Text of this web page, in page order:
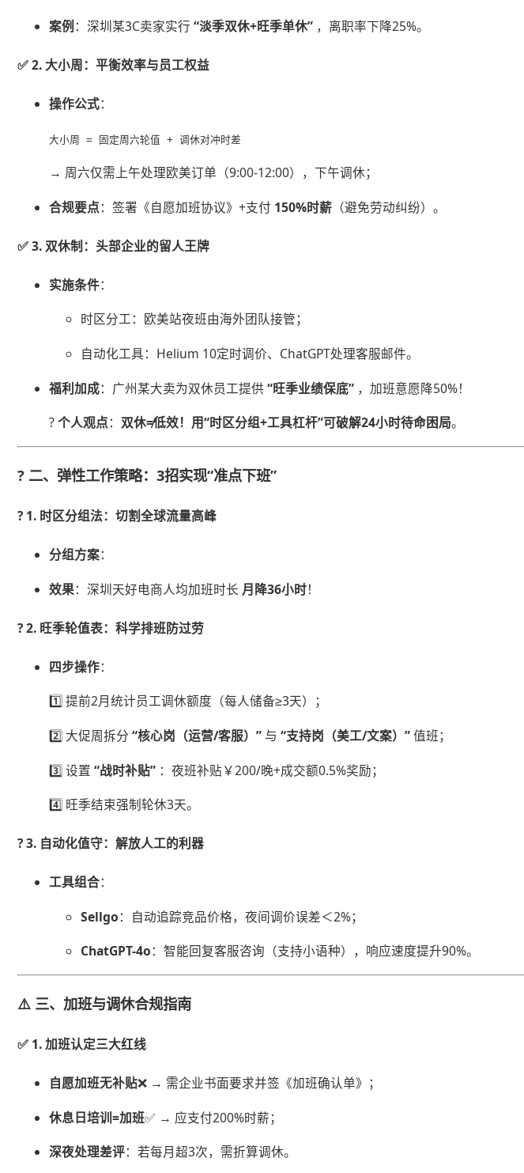
​案例​ ​：深圳某3C卖家实行 ​​“淡季双休+旺季单休”​ ​ ，离职率下降25%。
✅ ​​2. 大小周：平衡效率与员工权益​
​操作公式​​：
大小周 = 固定周六轮值 + 调休对冲时差
→ 周六仅需上午处理欧美订单（9:00-12:00），下午调休；
​合规要点​​：签署《自愿加班协议》+支付 ​ ​150%时薪​ ​（避免劳动纠纷）。
✅ ​​3. 双休制：头部企业的留人王牌​
​实施条件​​：
时区分工：欧美站夜班由海外团队接管；
自动化工具：Helium 10定时调价、ChatGPT处理客服邮件。
​福利加成​​：广州某大卖为双休员工提供 ​​“旺季业绩保底”​ ​ ，加班意愿降50%！
? ​​个人观点​​：​​双休≠低效！用“时区分组+工具杠杆”可破解24小时待命困局​​。
? 二、弹性工作策略：3招实现“准点下班”
? ​ ​1. 时区分组法：切割全球流量高峰​
​分组方案​​：
​效果​​：深圳天好电商人均加班时长 ​ ​月降36小时​​！
? ​​2. 旺季轮值表：科学排班防过劳​
​四步操作​​：
1️⃣ 提前2月统计员工调休额度（每人储备≥3天）；
2️⃣ 大促周拆分 ​​“核心岗（运营/客服）”​ ​ 与 ​​“支持岗（美工/文案）”​​ 值班；
3️⃣ 设置 ​​“战时补贴”​ ​ ：夜班补贴￥200/晚+成交额0.5%奖励；
4️⃣ 旺季结束强制轮休3天。
? ​​3. 自动化值守：解放人工的利器​
​工具组合​​：
​Sellgo​​：自动追踪竞品价格，夜间调价误差＜2%；
​ChatGPT-4o​​：智能回复客服咨询（支持小语种），响应速度提升90%。
⚠️ 三、加班与调休合规指南
✅ ​ ​1. 加班认定三大红线​
​自愿加班无补贴​​❌ → 需企业书面要求并签《加班确认单》；
​休息日培训=加班​​✅ → 应支付200%时薪；
​深夜处理差评​​：若每月超3次，需折算调休。